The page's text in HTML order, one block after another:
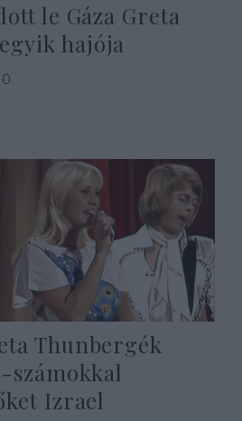
le Gáza Greta
hajója
Thunbergék
számokkal
Izrael